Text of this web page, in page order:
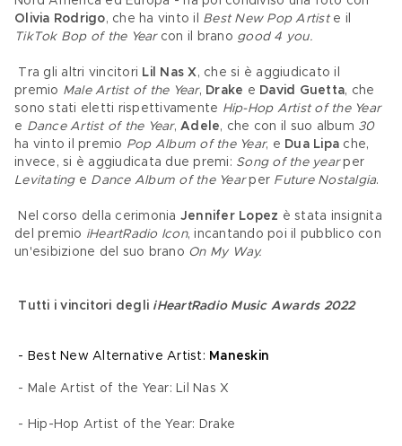
Olivia Rodrigo, che ha vinto il Best New Pop Artist e il
TikTok Bop of the Year con il brano good 4 you.
Tra gli altri vincitori Lil Nas X, che si è aggiudicato il
premio Male Artist of the Year, Drake e David Guetta, che
sono stati eletti rispettivamente Hip-Hop Artist of the Year
e Dance Artist of the Year, Adele, che con il suo album 30
ha vinto il premio Pop Album of the Year, e Dua Lipa che,
invece, si è aggiudicata due premi: Song of the year per
Levitating e Dance Album of the Year per Future Nostalgia.
Nel corso della cerimonia Jennifer Lopez è stata insignita
del premio iHeartRadio Icon, incantando poi il pubblico con
un'esibizione del suo brano On My Way.
Tutti i vincitori degli iHeartRadio Music Awards 2022
- Best New Alternative Artist: Maneskin
- Male Artist of the Year: Lil Nas X
- Hip-Hop Artist of the Year: Drake